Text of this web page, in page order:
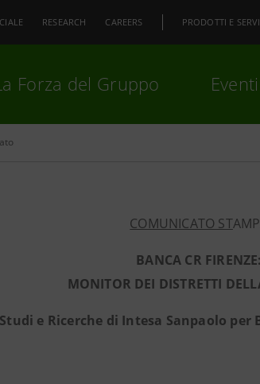
RESEARCH CAREERS PRODOTTI E
Forza del Gruppo
COMUNICATO ST
BANCA CR FIRENZE:
MONITOR DEI DISTRETTI
e Ricerche di Intesa Sanpaolo per